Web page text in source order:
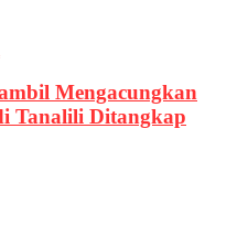
Mengacungkan
Tanalili Ditangkap